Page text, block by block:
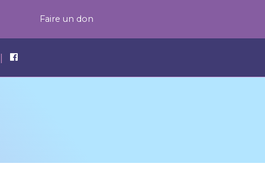
Faire un don
|